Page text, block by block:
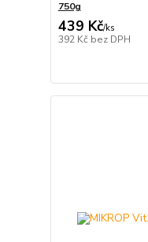
750g
439 Kč/ks
392 Kč bez DPH